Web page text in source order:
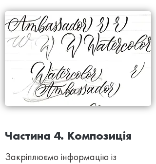
Частина 4. Композиція
Закріплюємо інформацію із